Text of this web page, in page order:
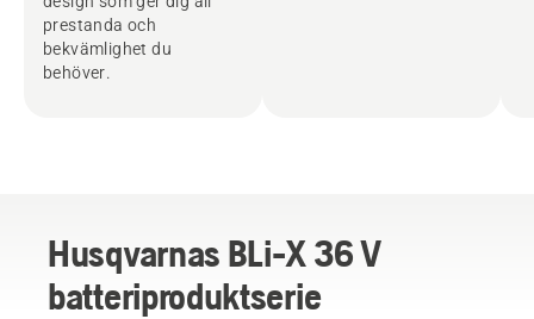
prestanda och
bekvämlighet du
behöver.
Husqvarnas BLi-X 36 V
batteriproduktserie